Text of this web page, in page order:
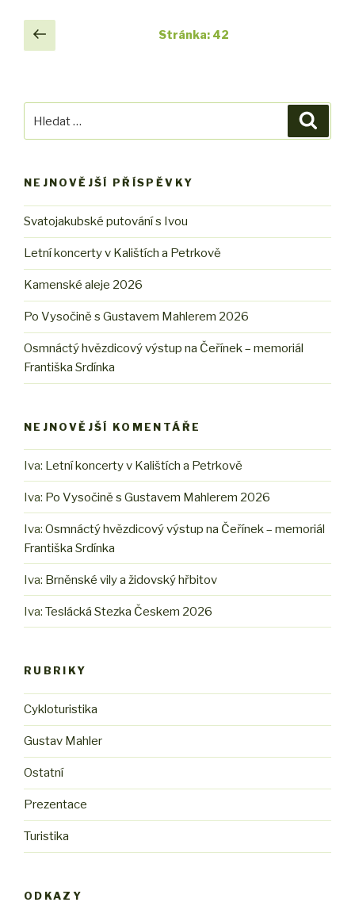
Navigace
prostránka
Stránka: 42
NEJNOVĚJŠÍ PŘÍSPĚVKY
Svatojakubské putování s Ivou
Letní koncerty v Kalištích a Petrkově
Kamenské aleje 2026
Po Vysočině s Gustavem Mahlerem 2026
Osmnáctý hvězdicový výstup na Čeřínek – memoriál
Františka Srdínka
NEJNOVĚJŠÍ KOMENTÁŘE
Iva: Letní koncerty v Kalištích a Petrkově
Iva: Po Vysočině s Gustavem Mahlerem 2026
Iva: Osmnáctý hvězdicový výstup na Čeřínek – memoriál
Františka Srdínka
Iva: Brněnské vily a židovský hřbitov
Iva: Teslácká Stezka Českem 2026
RUBRIKY
Cykloturistika
Gustav Mahler
Ostatní
Prezentace
Turistika
ODKAZY